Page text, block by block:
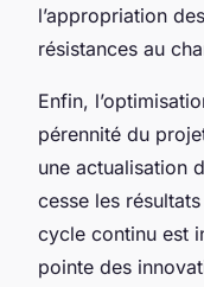
l’appropriation
résistances au
Enfin,
pérennité du
une actualisation
cesse les
cycle continu est
pointe des